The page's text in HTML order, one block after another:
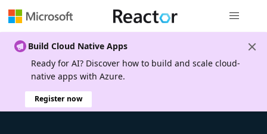
Build Cloud Native Apps
Ready for AI? Discover how to build and scale cloud-
native apps with Azure.
Register now